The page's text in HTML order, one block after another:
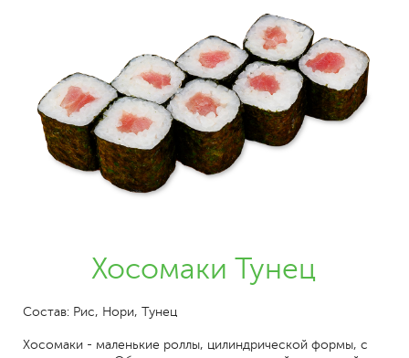
Хосомаки Тунец
Состав: Рис, Нори, Тунец
Хосомаки - маленькие роллы, цилиндрической формы, с